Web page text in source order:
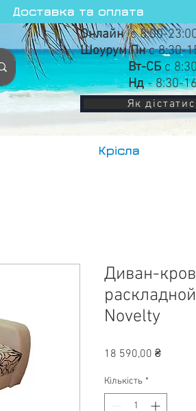
Доставка та оплата
Онлайнс 8:00-
Шоурум Пнс 8:30-
Вт-СБс
Нд- 8:30-
Як
Крісла
Диван-
Novelty
18 590,00 ₴Ціна
Кількість *